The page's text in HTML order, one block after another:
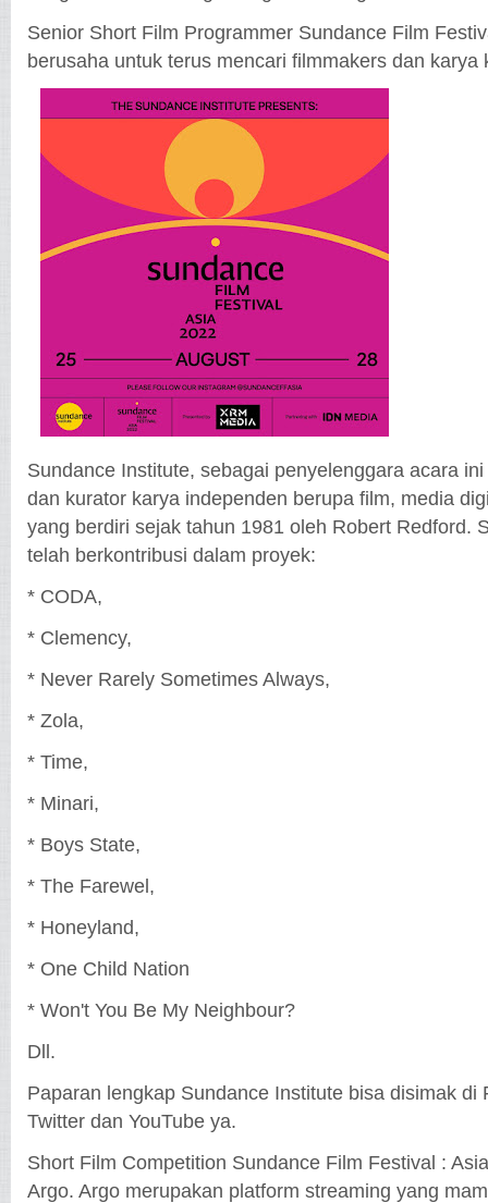
Senior Short Film Programmer Sundance Film
berusaha untuk terus mencari filmmakers dan
Sundance Institute, sebagai penyelenggara acara
dan kurator karya independen berupa film, media
yang berdiri sejak tahun 1981 oleh Robert Redford.
telah berkontribusi dalam proyek:
* CODA,
* Clemency,
* Never Rarely Sometimes Always,
* Zola,
* Time,
* Minari,
* Boys State,
* The Farewel,
* Honeyland,
* One Child Nation
* Won't You Be My Neighbour?
Dll.
Paparan lengkap Sundance Institute bisa disimak di
Twitter dan YouTube ya.
Short Film Competition Sundance Film Festival :
Argo. Argo merupakan platform streaming yang